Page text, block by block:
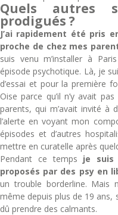
Quels autres
prodigués ?
J’ai rapidement été pris
proche de chez mes
suis venu m’installer à
épisode psychotique. Là, je
d’essai et pour la première
Oise parce qu’il n’y avait
parents, qui m’avait invité à
l’alerte en voyant mon
épisodes et d’autres
mettre en curatelle après
Pendant ce temps je suis
proposés par des psy en
un trouble borderline. Mais
même depuis plus de 19 ans,
dû prendre des calmants.